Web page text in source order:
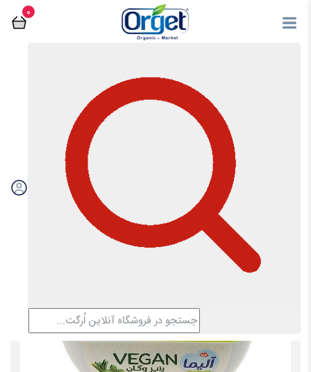
0
فروشگاه آنلاین اُرگت